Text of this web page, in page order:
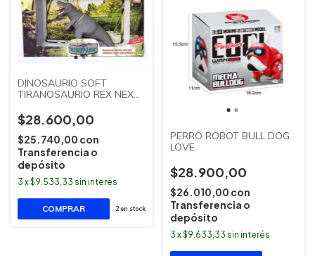
DINOSAURIO SOFT
TIRANOSAURIO REX NEXT
$28.600,00
$25.740,00 con
Transferencia o
depósito
3 x$9.533,33 sin interés
2en stock
PERRO ROBOT BULL DOG
LOVE
$28.900,00
$26.010,00 con
Transferencia o
depósito
3 x$9.633,33 sin interés